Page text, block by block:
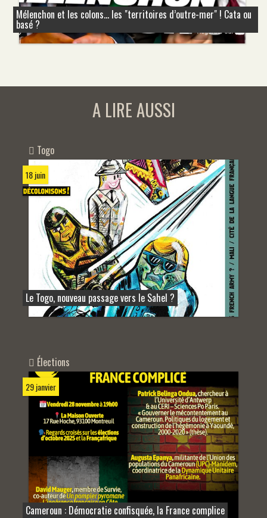
Mélenchon et les colons... les "territoires d’outre-mer" ! Cata ou
basé ?
A LIRE AUSSI
Togo
18 juin
Le Togo, nouveau passage vers le Sahel ?
Élections
29 janvier
Cameroun : Démocratie confisquée, la France complice